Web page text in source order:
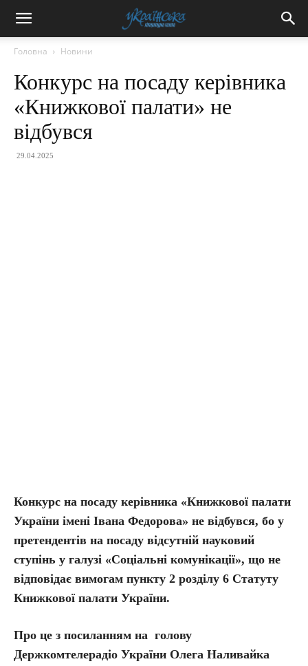
Головна Новини
Конкурс на посаду керівника
«Книжкової палати» не
відбувся
29.04.2025
Конкурс на посаду керівника «Книжкової палати
України імені Івана Федорова» не відбувся, бо у
претендентів на посаду відсутній науковий
ступінь у галузі «Соціальні комунікації», що не
відповідає вимогам пункту 2 розділу 6 Статуту
Книжкової палати України.
Про це з посиланням на голову
Держкомтелерадіо України Олега Наливайка